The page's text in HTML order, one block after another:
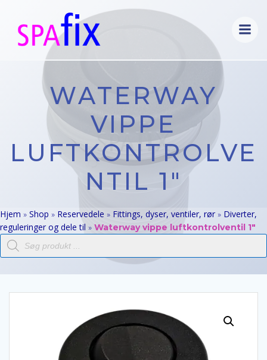
indhold
WATERWAY
VIPPE
LUFTKONTROLVE
NTIL 1″
Hjem » Shop » Reservedele » Fittings, dyser, ventiler, rør » Diverter,
reguleringer og dele til » Waterway vippe luftkontrolventil 1″
Products
search